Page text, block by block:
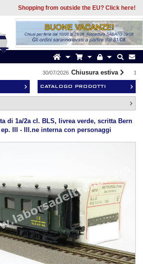
Shopping from outside the EU? Click here!
30/07/2026 Chiusura estiva 19/
CATALOGO PRODOTTI
di 1a/2a cl. BLS, livrea verde, scritta Bern
III - Ill.ne interna con personaggi